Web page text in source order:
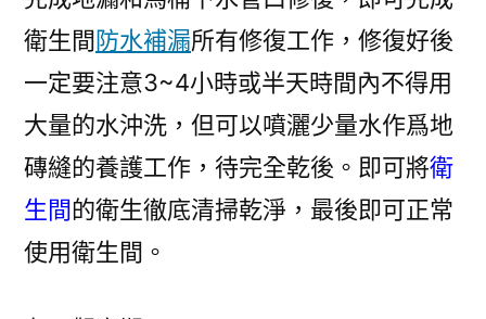
衛生間防水補漏所有修復工作，修復好後
一定要注意3~4小時或半天時間內不得用
大量的水沖洗，但可以噴灑少量水作爲地
磚縫的養護工作，待完全乾後。即可將衛
生間的衛生徹底清掃乾淨，最後即可正常
使用衛生間。